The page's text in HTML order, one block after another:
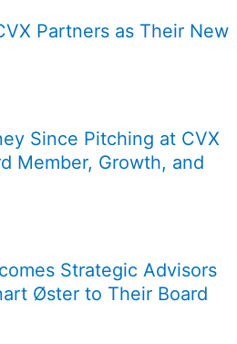
Partners as Their New
Since Pitching at CVX
Member, Growth, and
Strategic Advisors
Øster to Their Board